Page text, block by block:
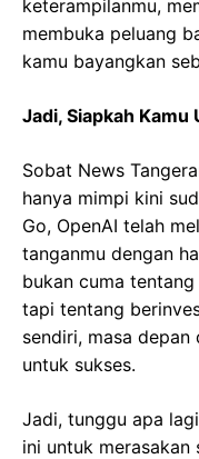
keterampilanmu,
membuka peluang
kamu bayangkan
Jadi, Siapkah
Sobat News
hanya mimpi kini
Go, OpenAI telah
tanganmu dengan
bukan cuma
tapi tentang
sendiri, masa depan
untuk sukses.
Jadi, tunggu apa
ini untuk merasakan